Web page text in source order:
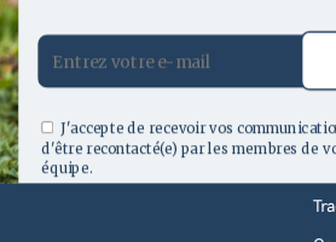
+353 71 933 6436
Écosse
Pays de Galles
Angleterre
J'accepte de recevoir vos
d'être recontacté(e) par les membres de
équipe.